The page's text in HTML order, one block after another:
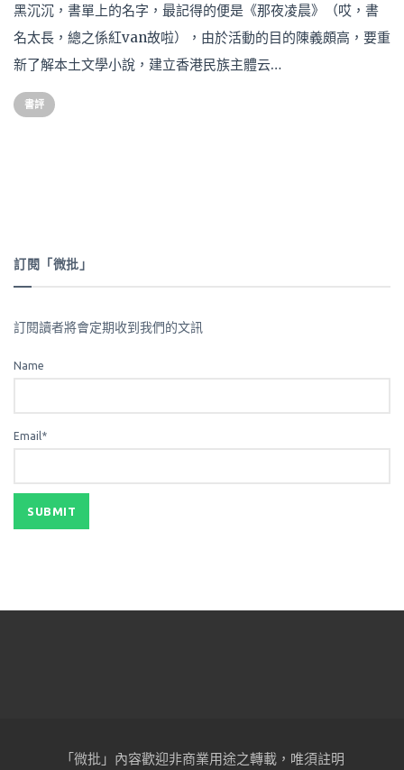
黑沉沉，書單上的名字，最記得的便是《那夜凌晨》（哎，書
名太長，總之係紅van故啦），由於活動的目的陳義頗高，要重
新了解本土文學小說，建立香港民族主體云…
書評
訂閱「微批」
訂閱讀者將會定期收到我們的文訊
Name
Email*
「微批」內容歡迎非商業用途之轉載，唯須註明